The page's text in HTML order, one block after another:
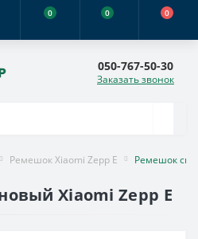
0 0 0
050-767-50-30
Заказать звонок
Ремешок Xiaomi Zepp E Ремешок
Xiaomi Zepp E